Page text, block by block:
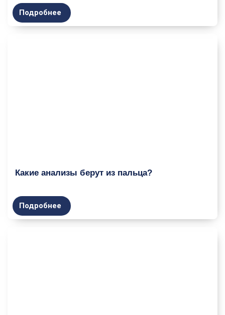
Подробнее
Какие анализы берут из пальца?
Подробнее